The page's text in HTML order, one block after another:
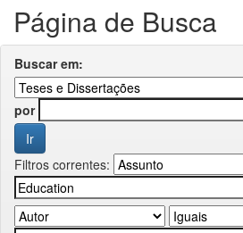
Página de Busca
Buscar em:
por
Filtros correntes: